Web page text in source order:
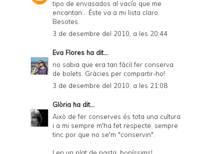
tipo de envasados al vacío que me
encantan... Éste va a mi lista claro.
Besotes.
3 de desembre del 2010, a les 20:44
Eva Flores ha dit...
no sabia que era tan fàcil fer conserva
de bolets. Gràcies per compartir-ho!
3 de desembre del 2010, a les 21:08
Glòria ha dit...
Això de fer conserves és tota una cultura
i a mi sempre m'ha fet respecte, sempre
tinc por que no se'm "conservin".